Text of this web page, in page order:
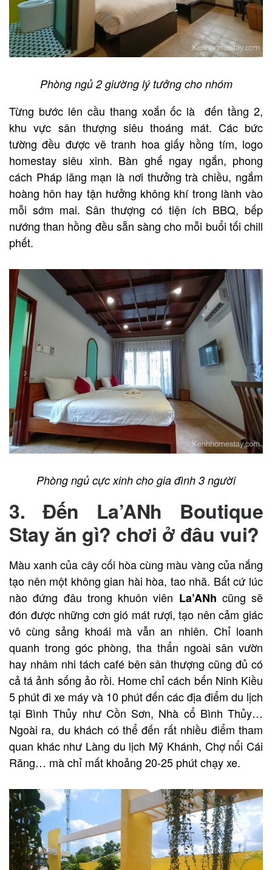
Phòng ngủ 2 giường lý tưởng cho nhóm
Từng bước lên cầu thang xoắn ốc là đến tầng 2,
khu vực sân thượng siêu thoáng mát. Các bức
tường đều được vẽ tranh hoa giấy hồng tím, logo
homestay siêu xinh. Bàn ghế ngay ngắn, phong
cách Pháp lãng mạn là nơi thưởng trà chiều, ngắm
hoàng hôn hay tận hưởng không khí trong lành vào
mỗi sớm mai. Sân thượng có tiện ích BBQ, bếp
nướng than hồng đều sẵn sàng cho mỗi buổi tối chill
phết.
Phòng ngủ cực xinh cho gia đình 3 người
3. Đến La’ANh Boutique
Stay ăn gì? chơi ở đâu vui?
Màu xanh của cây cối hòa cùng màu vàng của nắng
tạo nên một không gian hài hòa, tao nhã. Bất cứ lúc
nào đứng đâu trong khuôn viên La’ANh cũng sẽ
đón được những cơn gió mát rượi, tạo nên cảm giác
vô cùng sảng khoái mà vẫn an nhiên. Chỉ loanh
quanh trong góc phòng, tha thẩn ngoài sân vườn
hay nhâm nhi tách café bên sân thượng cũng đủ có
cả tá ảnh sống ảo rồi. Home chỉ cách bến Ninh Kiều
5 phút đi xe máy và 10 phút đến các địa điểm du lịch
tại Bình Thủy như Cồn Sơn, Nhà cổ Bình Thủy…
Ngoài ra, du khách có thể đến rất nhiều điểm tham
quan khác như Làng du lịch Mỹ Khánh, Chợ nổi Cái
Răng… mà chỉ mất khoảng 20-25 phút chạy xe.